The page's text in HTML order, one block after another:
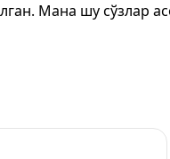
Мана шу сўзлар